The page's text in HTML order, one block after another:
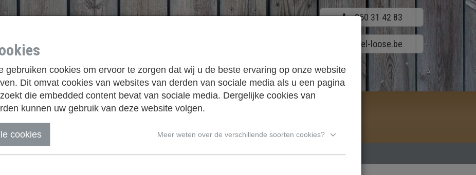
050 31 42 83
info@houthandel-loose.be
gebruiken cookies om ervoor te zorgen dat wij u de beste ervaring op onze website
Dit omvat cookies van websites van derden van sociale media als u een pagina
die embedded content bevat van sociale media. Dergelijke cookies van
kunnen uw gebruik van deze website volgen.
cookies Meer weten over de verschillende soorten cookies?